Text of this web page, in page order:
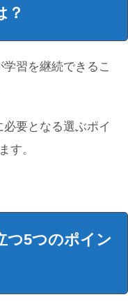
？
習を継続できるこ
要となる選ぶポイ
す。
つ5つのポイン